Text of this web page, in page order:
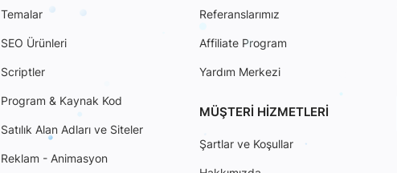
Temalar
SEO Ürünleri
Scriptler
Program & Kaynak Kod
Satılık Alan Adları ve Siteler
Reklam - Animasyon
Referanslarımız
Affiliate Program
Yardım Merkezi
MÜŞTERI HIZMETLERI
Şartlar ve Koşullar